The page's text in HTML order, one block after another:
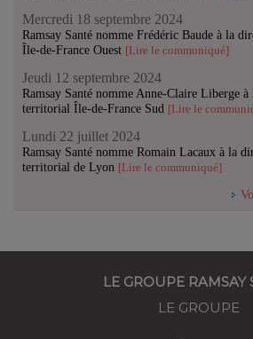
Mercredi 18 septembre 2024
Ramsay Santé nomme Frédéric Baude à la
Île-de-France Ouest [Lire le communiqué]
Jeudi 12 septembre 2024
Ramsay Santé nomme Anne-Claire Liberge
territorial Île-de-France Sud [Lire le
Lundi 22 juillet 2024
Ramsay Santé nomme Romain Lacaux à la
territorial de Lyon [Lire le communiqué]
LE GROUPE RAMSAY
LE GROUPE